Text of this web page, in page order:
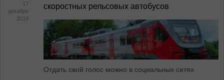
17
декабря
2019
скоростных рельсовых автобусов
Отдать свой голос можно в социальных сетях